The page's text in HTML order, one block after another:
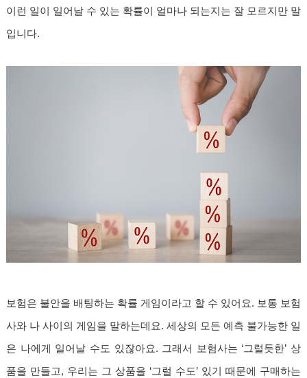
이런 일이 일어날 수 있는 확률이 얼마나 되는지는 잘 모르지만 말
입니다.
보험은 불안을 배팅하는 확률 게임이라고 할 수 있어요. 보통 보험
사와 나 사이의 게임을 말하는데요. 세상의 모든 예측 불가능한 일
은 나에게 일어날 수도 있잖아요. 그래서 보험사는 ‘그럴듯한’ 상
품을 만들고, 우리는 그 상품을 ‘그럴 수도’ 있기 때문에 구매하는